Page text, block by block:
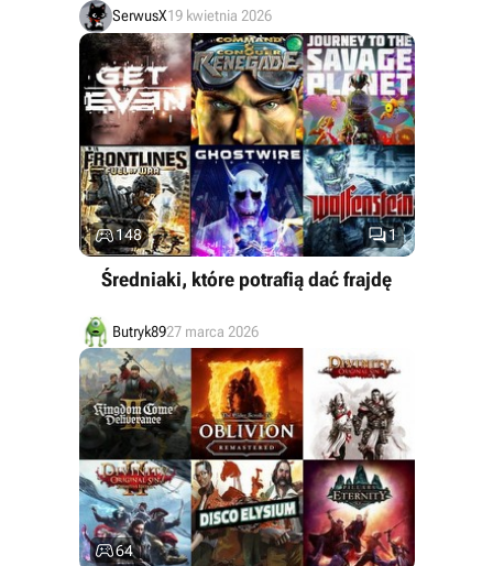
SerwusX19 kwietnia 2026
1
148
Średniaki, które potrafią dać frajdę
Butryk8927 marca 2026
64